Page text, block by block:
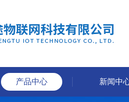
产品中心 新闻中